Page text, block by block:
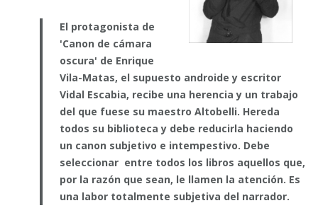
El protagonista de
'Canon de cámara
oscura' de Enrique
Vila-Matas, el supuesto androide y escritor
Vidal Escabia, recibe una herencia y un trabajo
del que fuese su maestro Altobelli. Hereda
todos su biblioteca y debe reducirla haciendo
un canon subjetivo e intempestivo. Debe
seleccionar entre todos los libros aquellos que,
por la razón que sean, le llamen la atención. Es
una labor totalmente subjetiva del narrador.